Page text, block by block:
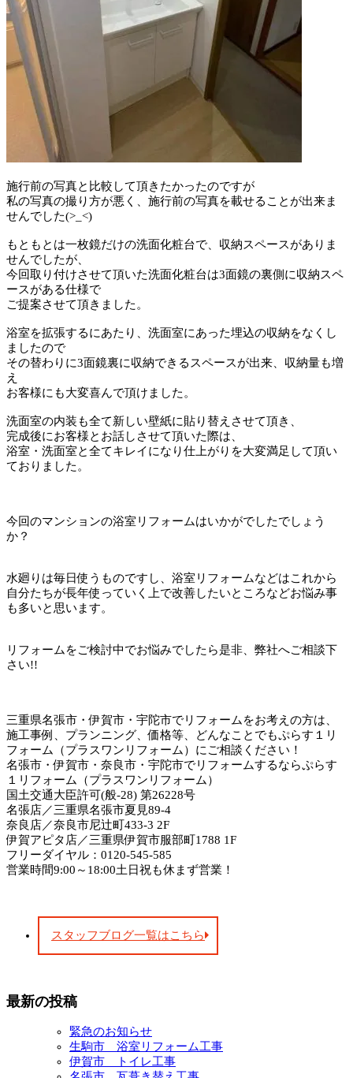
施行前の写真と比較して頂きたかったのですが
私の写真の撮り方が悪く、施行前の写真を載せることが出来ま
せんでした(>_<)
もともとは一枚鏡だけの洗面化粧台で、収納スペースがありま
せんでしたが、
今回取り付けさせて頂いた洗面化粧台は3面鏡の裏側に収納スペ
ースがある仕様で
ご提案させて頂きました。
浴室を拡張するにあたり、洗面室にあった埋込の収納をなくし
ましたので
その替わりに3面鏡裏に収納できるスペースが出来、収納量も増
え
お客様にも大変喜んで頂けました。
洗面室の内装も全て新しい壁紙に貼り替えさせて頂き、
完成後にお客様とお話しさせて頂いた際は、
浴室・洗面室と全てキレイになり仕上がりを大変満足して頂い
ておりました。
今回のマンションの浴室リフォームはいかがでしたでしょう
か？
水廻りは毎日使うものですし、浴室リフォームなどはこれから
自分たちが長年使っていく上で改善したいところなどお悩み事
も多いと思います。
リフォームをご検討中でお悩みでしたら是非、弊社へご相談下
さい!!
三重県名張市・伊賀市・宇陀市でリフォームをお考えの方は、
施工事例、プランニング、価格等、どんなことでもぷらす１リ
フォーム（プラスワンリフォーム）にご相談ください！
名張市・伊賀市・奈良市・宇陀市でリフォームするならぷらす
１リフォーム（プラスワンリフォーム）
国土交通大臣許可(般-28) 第26228号
名張店／三重県名張市夏見89-4
奈良店／奈良市尼辻町433-3 2F
伊賀アピタ店／三重県伊賀市服部町1788 1F
フリーダイヤル：0120-545-585
営業時間9:00～18:00土日祝も休まず営業！
スタッフブログ一覧はこちら
最新の投稿
緊急のお知らせ
生駒市 浴室リフォーム工事
伊賀市 トイレ工事